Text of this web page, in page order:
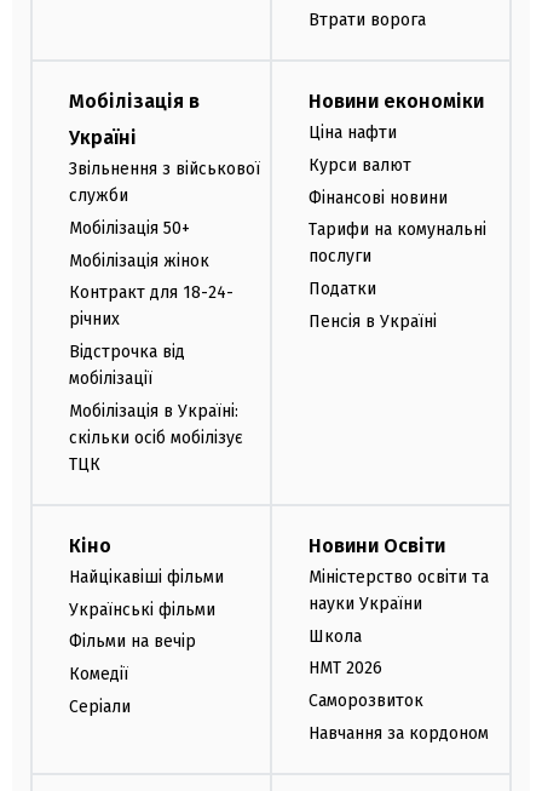
Втрати ворога
Мобілізація в
Україні
Звільнення з військової
служби
Мобілізація 50+
Мобілізація жінок
Контракт для 18-24-
річних
Відстрочка від
мобілізації
Мобілізація в Україні:
скільки осіб мобілізує
ТЦК
Новини економіки
Ціна нафти
Курси валют
Фінансові новини
Тарифи на комунальні
послуги
Податки
Пенсія в Україні
Кіно
Найцікавіші фільми
Українські фільми
Фільми на вечір
Комедії
Серіали
Новини Освіти
Міністерство освіти та
науки України
Школа
НМТ 2026
Саморозвиток
Навчання за кордоном